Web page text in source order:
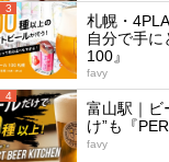
3
札幌・
自分で手
100』
favy
4
富山駅｜ビ
け”も『
favy